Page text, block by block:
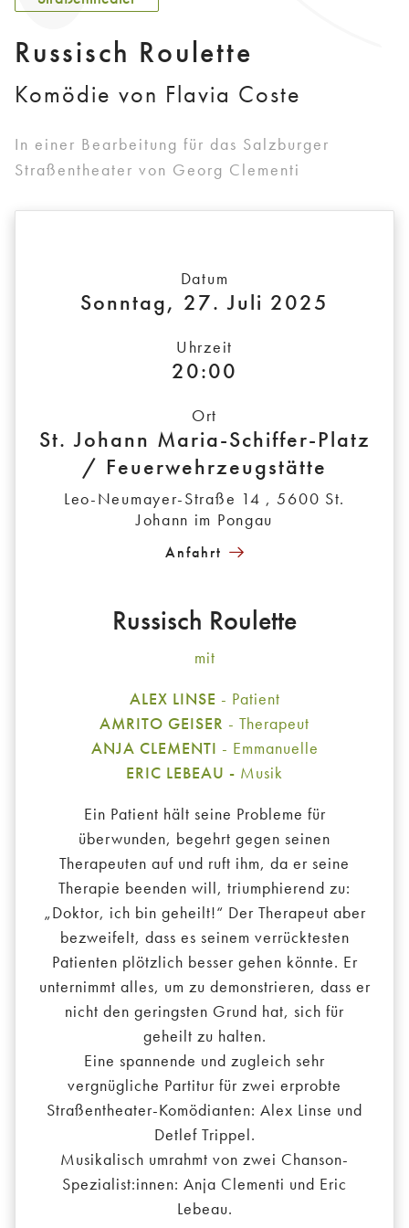
Russisch Roulette
Komödie von Flavia Coste
In einer Bearbeitung für das Salzburger
Straßentheater von Georg Clementi
Datum
Sonntag, 27. Juli 2025
Uhrzeit
20:00
Ort
St. Johann Maria-Schiffer-Platz
/ Feuerwehrzeugstätte
Leo-Neumayer-Straße 14 , 5600 St.
Johann im Pongau
Anfahrt
Russisch Roulette
mit
ALEX LINSE - Patient
AMRITO GEISER - Therapeut
ANJA CLEMENTI - Emmanuelle
ERIC LEBEAU - Musik
Ein Patient hält seine Probleme für
überwunden, begehrt gegen seinen
Therapeuten auf und ruft ihm, da er seine
Therapie beenden will, triumphierend zu:
„Doktor, ich bin geheilt!“ Der Therapeut aber
bezweifelt, dass es seinem verrücktesten
Patienten plötzlich besser gehen könnte. Er
unternimmt alles, um zu demonstrieren, dass er
nicht den geringsten Grund hat, sich für
geheilt zu halten.
Eine spannende und zugleich sehr
vergnügliche Partitur für zwei erprobte
Straßentheater-Komödianten: Alex Linse und
Detlef Trippel.
Musikalisch umrahmt von zwei Chanson-
Spezialist:innen: Anja Clementi und Eric
Lebeau.